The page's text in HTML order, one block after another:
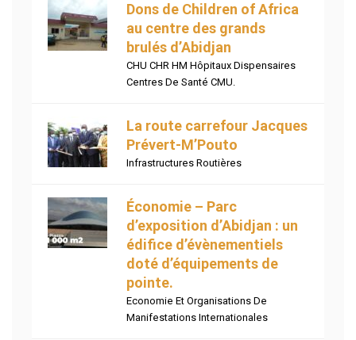
Dons de Children of Africa
au centre des grands
brulés d’Abidjan
CHU CHR HM Hôpitaux Dispensaires
Centres De Santé CMU.
La route carrefour Jacques
Prévert-M’Pouto
Infrastructures Routières
Économie – Parc
d’exposition d’Abidjan : un
édifice d’évènementiels
doté d’équipements de
pointe.
Economie Et Organisations De
Manifestations Internationales